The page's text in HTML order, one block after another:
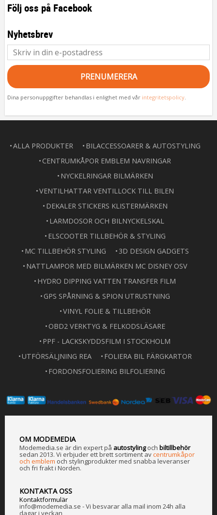
Följ oss på Facebook
Nyhetsbrev
PRENUMERERA
Dina personuppgifter behandlas i enlighet med vår integritetspolicy.
ALLA PRODUKTER
BILACCESSOARER & AUTOSTYLING
CENTRUMKÅPOR EMBLEM NAVRINGAR
NYCKELRINGAR BILMÄRKEN
VENTILHATTAR VENTILLOCK TILL BILEN
DEKALER STICKERS KLISTERMÄRKEN
LARMDOSOR OCH BILNYCKELSKAL
ELSCOOTER TILLBEHÖR & STYLING
MC TILLBEHÖR STYLING
3D DESIGN GADGETS
NATTLAMPOR MED BILMÄRKEN MC DISNEY OSV
HYDRO DIPPING VATTEN TRANSFER FILM
GPS SPÅRNING & SPION UTRUSTNING
VINYL FOLIE & TILLBEHÖR
OBD2 VERKTYG & FELKODSLÄSARE
PPF - LACKSKYDDSFILM I STOCKHOLM
UTFÖRSÄLJNING REA
FOLIERA BIL FÄRGKARTOR
FORDONSFOLIERING BILFOLIERING
OM MODEMEDIA
Modemedia.se är din expert på autostylingoch biltillbehör
sedan 2013. Vi erbjuder ett brett sortiment avcentrumkåpor
och emblem och stylingprodukter med snabba leveranser
och fri frakt i Norden.
KONTAKTA OSS
Kontaktformulär
info@modemedia.se - Vi besvarar alla mail inom 24h alla
dagar i veckan